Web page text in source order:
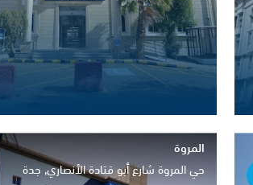
المروة
حي المروة شارع أبو قتادة الأنصاري, جدة